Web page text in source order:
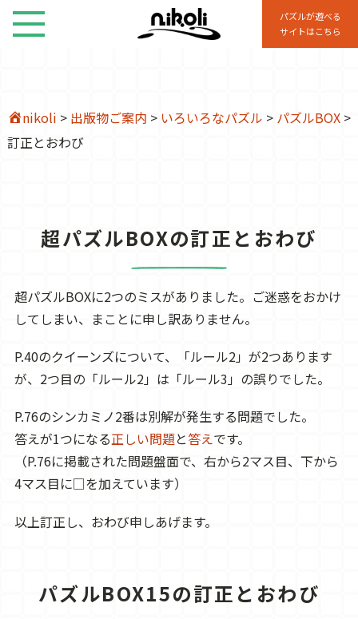
パズルが遊べる
サイトはこちら
nikoli > 出版物ご案内 > いろいろなパズル > パズルBOX>
訂正とおわび
超パズルBOXの訂正とおわび
超パズルBOXに2つのミスがありました。ご迷惑をおかけ
してしまい、まことに申し訳ありません。
P.40のクイーンズについて、「ルール2」が2つあります
が、2つ目の「ルール2」は「ルール3」の誤りでした。
P.76のシンカミノ2番は別解が発生する問題でした。
答えが1つになる正しい問題と答えです。
（P.76に掲載された問題盤面で、右から2マス目、下から
4マス目に□を加えています）
以上訂正し、おわび申しあげます。
パズルBOX15の訂正とおわび